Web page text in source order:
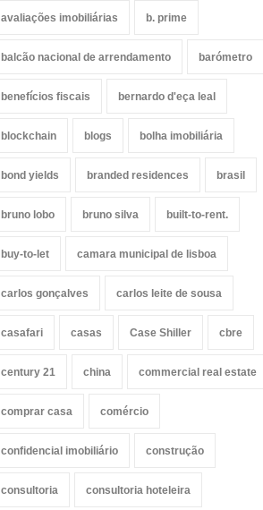
avaliações imobiliárias b. prime
balcão nacional de arrendamento barómetro
benefícios fiscais bernardo d'eça leal
blockchain blogs bolha imobiliária
bond yields branded residences brasil
bruno lobo bruno silva built-to-rent.
buy-to-let camara municipal de lisboa
carlos gonçalves carlos leite de sousa
casafari casas Case Shiller cbre
century 21 china commercial real estate
comprar casa comércio
confidencial imobiliário construção
consultoria consultoria hoteleira